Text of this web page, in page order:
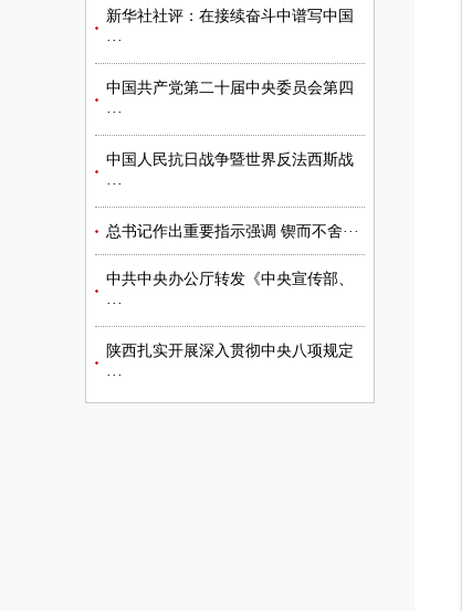
新华社社评：在接续奋斗中谱写中国
···
中国共产党第二十届中央委员会第四
···
中国人民抗日战争暨世界反法西斯战
···
总书记作出重要指示强调 锲而不舍···
中共中央办公厅转发《中央宣传部、
···
陕西扎实开展深入贯彻中央八项规定
···